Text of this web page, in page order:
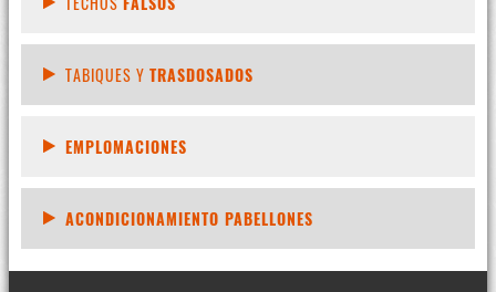
TABIQUES Y TRASDOSADOS
EMPLOMACIONES
ACONDICIONAMIENTO PABELLONES